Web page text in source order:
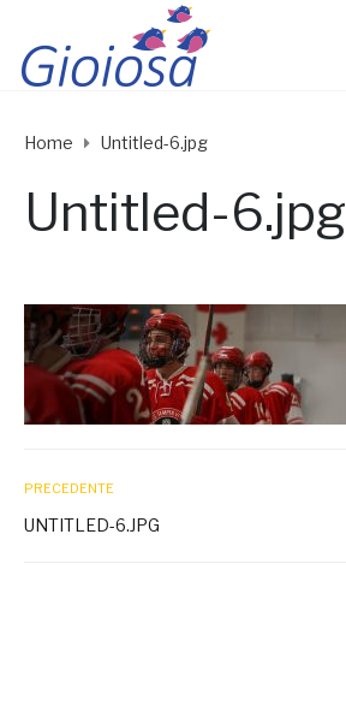
Home Untitled-6.jpg
Untitled-6.jpg
PRECEDENTE
UNTITLED-6.JPG